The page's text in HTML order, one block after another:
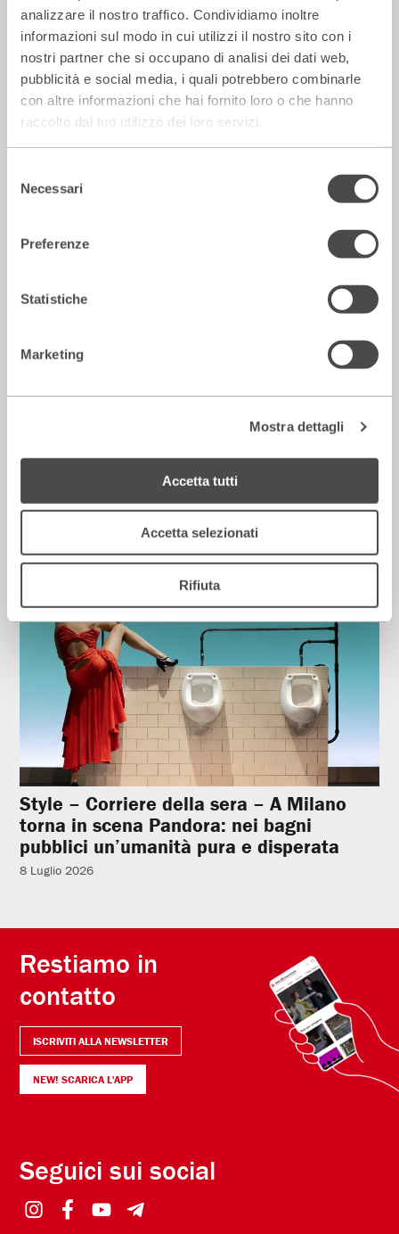
analizzare il nostro traffico. Condividiamo inoltre
informazioni sul modo in cui utilizzi il nostro sito con i
nostri partner che si occupano di analisi dei dati web,
pubblicità e social media, i quali potrebbero combinarle
con altre informazioni che hai fornito loro o che hanno
raccolto dal tuo utilizzo dei loro servizi.
delNecessari
Preferenze
Statistiche
Marketing
Mostra dettagli
Accetta tutti
Accetta selezionati
Rifiuta
La Repubblica – In scena gli eroi di
strada secondo Raffaele Viviani
Corriere della sera – Io, tra Ferragni e
12 Luglio 2026
Rassegna Stampa
Style – Corriere della sera – A Milano
torna in scena Pandora: nei bagni
pubblici un’umanità pura e disperata
8 Luglio 2026
Restiamo in
contatto
ISCRIVITI ALLA NEWSLETTER
NEW! SCARICA L'APP
Seguici sui social